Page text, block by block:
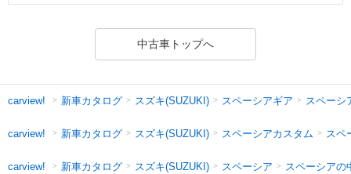
中古車トップへ
carview! 新車カタログ スズキ(SUZUKI) スペーシアギア スペーシ
carview! 新車カタログ スズキ(SUZUKI) スペーシアカスタム スペ
carview! 新車カタログ スズキ(SUZUKI) スペーシア スペーシアの